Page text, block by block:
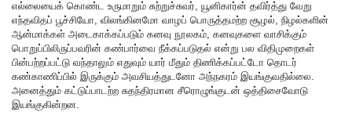
எல்லையைக் கொண்ட உருமாறும் சுற்றுச்சுவர், யூனிகார்ன் தவிர்த்து வேறு
எந்தவிதப் பூச்சியோ, விலங்கினமோ வாழப் பொருத்தமற்ற சூழல், நிழல்களின்
ஆன்மாக்கள் அடைகாக்கப்படும் கனவு நூலகம், கனவுகளை வாசிக்கும்
பொறுப்பிலிருப்பவரின் கண்பார்வை நீக்கப்படுதல் என்று பல விதிமுறைகள்
பின்பற்றப்பட்டு வந்தாலும் எதுவும் யார் மீதும் திணிக்கப்பட்டோ தொடர்
கண்காணிப்பில் இருக்கும் அவசியத்துடனோ அந்நகரம் இயங்குவதில்லை.
அனைத்தும் கட்டுப்பாடற்ற சுதந்திரமான சீரொழுங்குடன் ஒத்திசைவோடு
இயங்குகின்றன.